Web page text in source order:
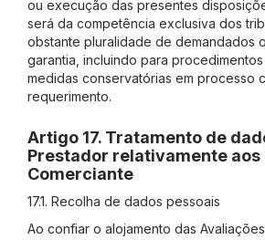
ou execução das presentes
será da competência exclusiva dos
obstante pluralidade de demandados
garantia, incluindo para
medidas conservatórias em processo
requerimento.
Artigo 17. Tratamento de
Prestador relativamente aos
Comerciante
17.1. Recolha de dados pessoais
Ao confiar o alojamento das